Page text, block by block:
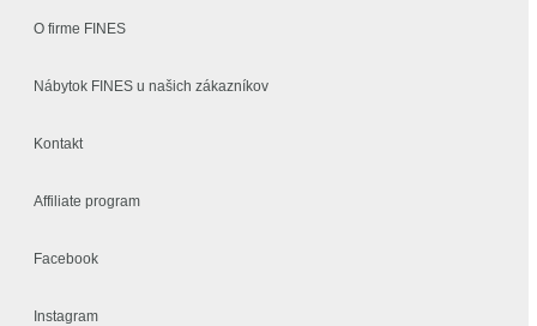
O firme FINES
Nábytok FINES u našich zákazníkov
Kontakt
Affiliate program
Facebook
Instagram